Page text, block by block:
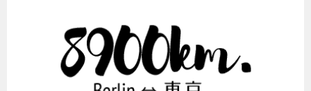
8900KM. BERLIN ⇔ 東京
EINE BERLINERIN IN JAPAN. MIT EINEM JAPANER.